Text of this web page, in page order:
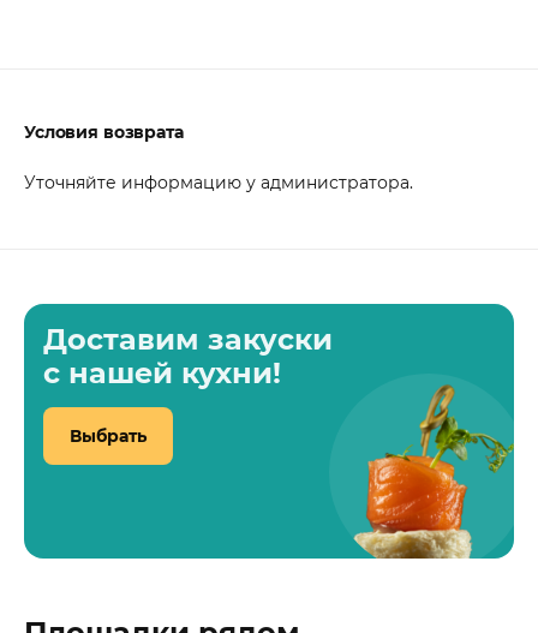
Условия возврата
Уточняйте информацию у администратора.
Доставим закуски
с нашей кухни!
Выбрать